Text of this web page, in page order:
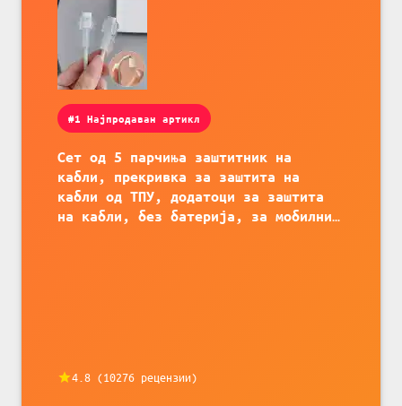
#1 Најпродаван артикл
Сет од 5 парчиња заштитник на
кабли, прекривка за заштита на
кабли од ТПУ, додатоци за заштита
на кабли, без батерија, за мобилни
4.8 (10276 рецензии)